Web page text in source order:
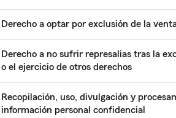
Derecho a optar por exclusión de la
Derecho a no sufrir represalias tras la
o el ejercicio de otros derechos
Recopilación, uso, divulgación y
información personal confidencial